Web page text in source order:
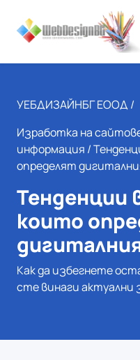
УЕБДИЗАЙНБГ ЕООД /
Изработка на
информация /
определят
Тенденции
които
Как да избегнете
сте винаги